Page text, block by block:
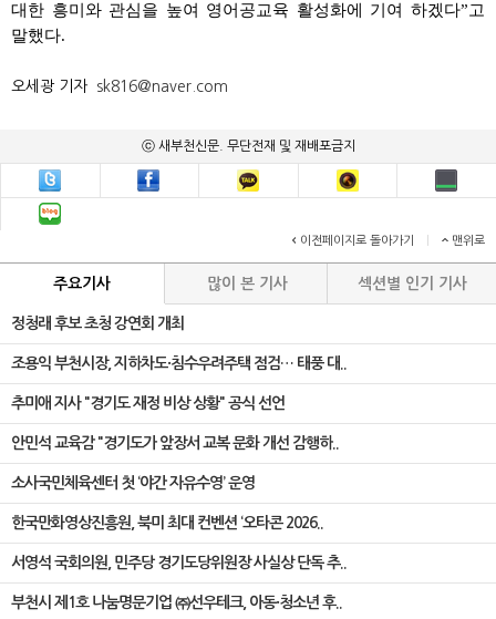
대한 흥미와 관심을 높여 영어공교육 활성화에 기여 하겠다”고
말했다.
오세광 기자 sk816@naver.com
ⓒ 새부천신문. 무단전재 및 재배포금지
이전페이지로 돌아가기 맨위로
주요기사 많이 본 기사 섹션별 인기 기사
정청래 후보 초청 강연회 개최
조용익 부천시장, 지하차도·침수우려주택 점검… 태풍 대..
추미애 지사 "경기도 재정 비상 상황" 공식 선언
안민석 교육감 "경기도가 앞장서 교복 문화 개선 감행하..
소사국민체육센터 첫 ‘야간 자유수영’ 운영
한국만화영상진흥원, 북미 최대 컨벤션 ‘오타콘 2026..
서영석 국회의원, 민주당 경기도당위원장 사실상 단독 추..
부천시 제1호 나눔명문기업 ㈜선우테크, 아동·청소년 후..